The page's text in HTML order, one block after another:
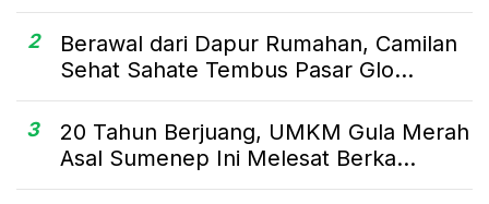
2
Berawal dari Dapur Rumahan, Camilan
Sehat Sahate Tembus Pasar Glo...
3
20 Tahun Berjuang, UMKM Gula Merah
Asal Sumenep Ini Melesat Berka...